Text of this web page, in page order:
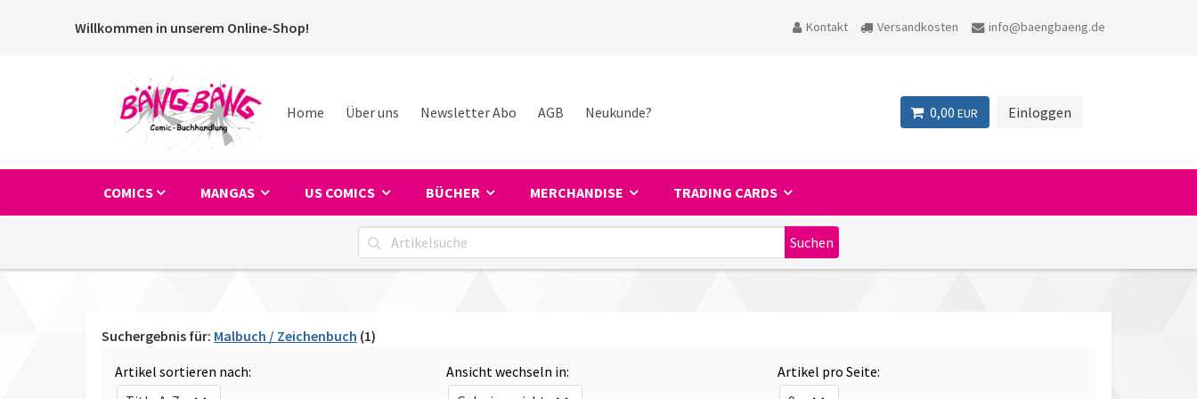
Willkommen in unserem Online-Shop! Kontakt Versandkosten info@baengbaeng.de
Home Über uns Newsletter Abo AGB Neukunde? 0,00 EUR Einloggen
COMICS MANGAS US COMICS BÜCHER MERCHANDISE TRADING CARDS
Suchergebnis für: Malbuch / Zeichenbuch (1)
Artikel sortieren nach:
Ansicht wechseln in: Artikel pro Seite: